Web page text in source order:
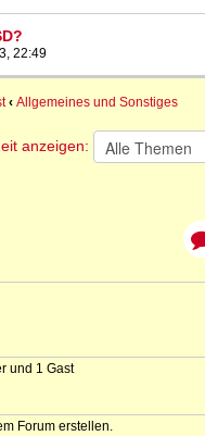
22:49
‹ Allgemeines und Sonstiges
anzeigen:
und 1 Gast
Forum erstellen.